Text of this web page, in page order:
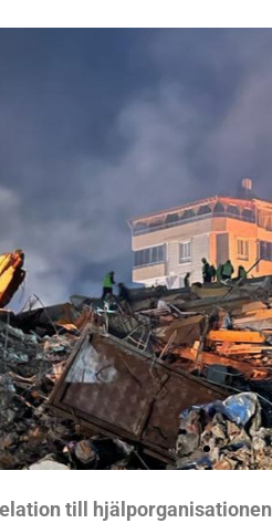
till hjälporganisationen